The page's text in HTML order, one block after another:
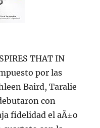
THAT IN
por las
Baird, Taralie
con
fidelidad el aÃ±o